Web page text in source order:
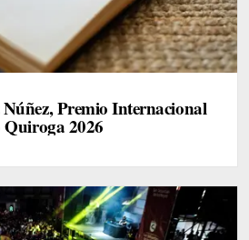
Premio Internacional
2026